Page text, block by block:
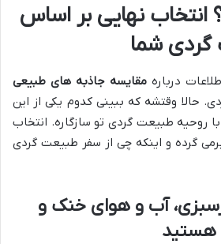
انتخاب نهایی بر اساس
شما
دربارهمقایسه جاذبه های طبیعی
حالا وقتشه که ببینی کدوم یکی از این
روحیه طبیعت گردی تو سازگاره. انتخاب
گرده و اینکه چی از سفر طبیعت گردی
آب و هوای خنک و
هستید